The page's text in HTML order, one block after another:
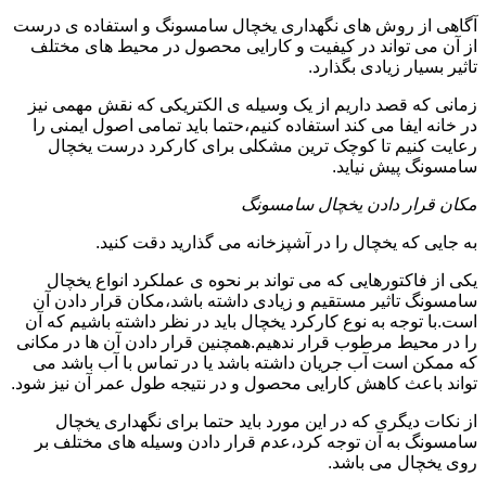
آگاهی از روش های نگهداری یخچال سامسونگ و استفاده ی درست
از آن می تواند در کیفیت و کارایی محصول در محیط های مختلف
تاثیر بسیار زیادی بگذارد.
زمانی که قصد داریم از یک وسیله ی الکتریکی که نقش مهمی نیز
در خانه ایفا می کند استفاده کنیم،حتما باید تمامی اصول ایمنی را
رعایت کنیم تا کوچک ترین مشکلی برای کارکرد درست یخچال
سامسونگ پیش نیاید.
مکان قرار دادن یخچال سامسونگ
به جایی که یخچال را در آشپزخانه می گذارید دقت کنید.
یکی از فاکتورهایی که می تواند بر نحوه ی عملکرد انواع یخچال
سامسونگ تاثیر مستقیم و زیادی داشته باشد،مکان قرار دادن آن
است.با توجه به نوع کارکرد یخچال باید در نظر داشته باشیم که آن
را در محیط مرطوب قرار ندهیم.همچنین قرار دادن آن ها در مکانی
که ممکن است آب جریان داشته باشد یا در تماس با آب باشد می
تواند باعث کاهش کارایی محصول و در نتیجه طول عمر آن نیز شود.
از نکات دیگری که در این مورد باید حتما برای نگهداری یخچال
سامسونگ به آن توجه کرد،عدم قرار دادن وسیله های مختلف بر
روی یخچال می باشد.